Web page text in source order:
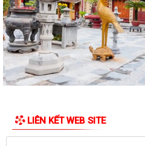
Hơn 30 cán bộ, hội viên chữ thập
Đạo được tập huấn kỹ năng sơ cấp...
QUYẾT ĐỊNH Về việc công bố
hành, bị bãi bỏ thuộc phạm vi chức...
QUYẾT ĐỊNH Về việc công bố danh
LIÊN KẾT WEB SITE